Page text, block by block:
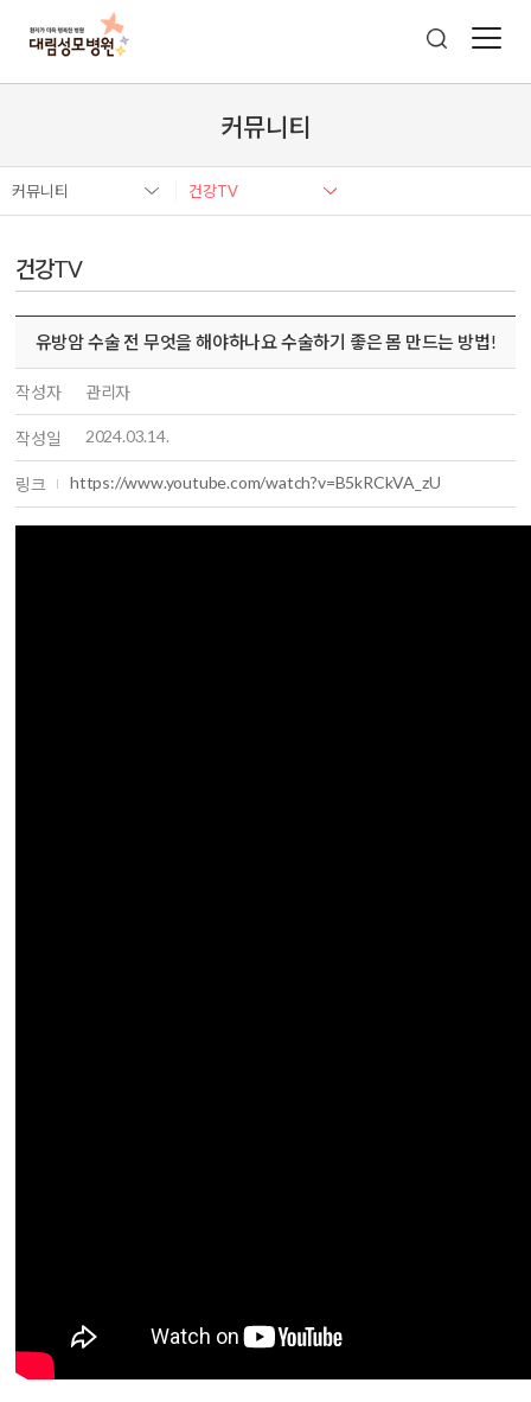
커뮤니티
커뮤니티 건강TV
건강TV
유방암 수술 전 무엇을 해야하나요 수술하기 좋은 몸 만드는 방법!
작성자 관리자
작성일 2024.03.14.
링크 https://www.youtube.com/watch?v=B5kRCkVA_zU